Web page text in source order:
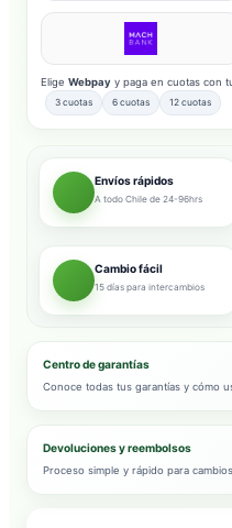
Elige Webpay y paga en cuotas con
3 cuotas 6 cuotas 12 cuotas
Envíos rápidos
A todo Chile de 24-96hrs
Cambio fácil
15 días para intercambios
Centro de garantías
Conoce todas tus garantías y cómo
Devoluciones y reembolsos
Proceso simple y rápido para